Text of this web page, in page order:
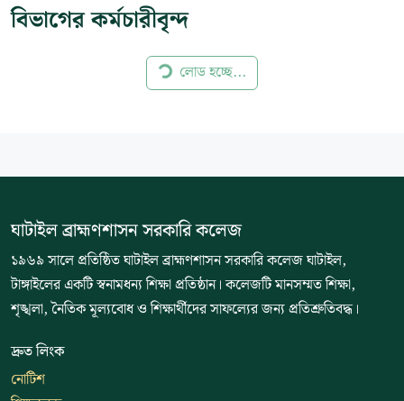
বিভাগের কর্মচারীবৃন্দ
লোড হচ্ছে...
ঘাটাইল ব্রাহ্মণশাসন সরকারি কলেজ
১৯৬৯ সালে প্রতিষ্ঠিত ঘাটাইল ব্রাহ্মণশাসন সরকারি কলেজ ঘাটাইল,
টাঙ্গাইলের একটি স্বনামধন্য শিক্ষা প্রতিষ্ঠান। কলেজটি মানসম্মত শিক্ষা,
শৃঙ্খলা, নৈতিক মূল্যবোধ ও শিক্ষার্থীদের সাফল্যের জন্য প্রতিশ্রুতিবদ্ধ।
দ্রুত লিংক
নোটিশ